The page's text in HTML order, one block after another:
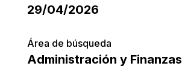
29/04/2026
Área de búsqueda
Administración y Finanzas